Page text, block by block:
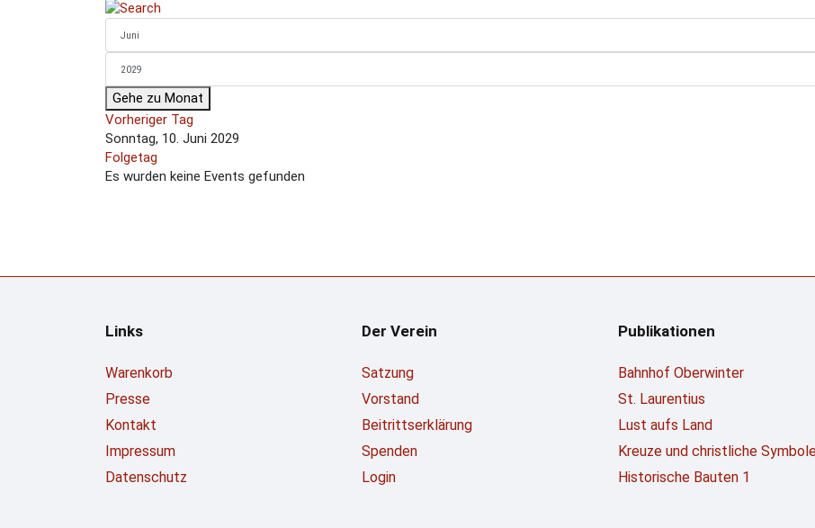
Gehe zu Monat
Vorheriger Tag
Sonntag, 10. Juni 2029
Folgetag
Es wurden keine Events gefunden
Links
Warenkorb
Presse
Kontakt
Impressum
Datenschutz
Der Verein
Satzung
Vorstand
Beitrittserklärung
Spenden
Login
Publikationen
Bahnhof Oberwinter
St. Laurentius
Lust aufs Land
Kreuze und christliche
Historische Bauten 1